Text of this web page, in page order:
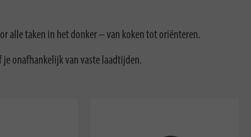
alle taken in het donker – van koken tot oriënteren.
je onafhankelijk van vaste laadtijden.